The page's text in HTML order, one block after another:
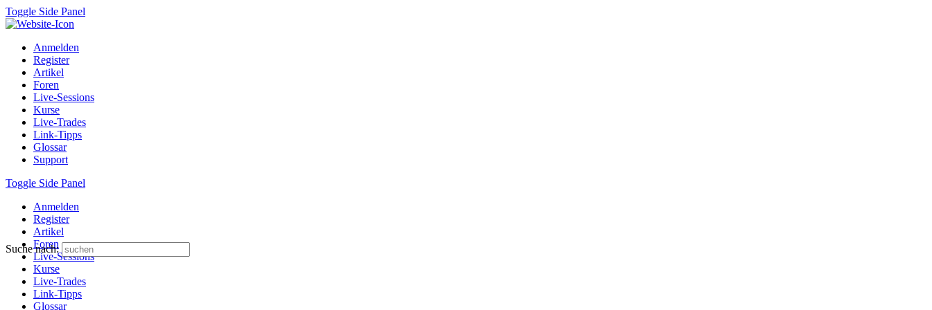
Toggle Side Panel
Anmelden
Register
Artikel
Foren
Live-Sessions
Kurse
Live-Trades
Link-Tipps
Glossar
Support
Toggle Side Panel
Anmelden
Register
Artikel
Foren
Live-Sessions
Kurse
Live-Trades
Link-Tipps
Glossar
Suche nach: